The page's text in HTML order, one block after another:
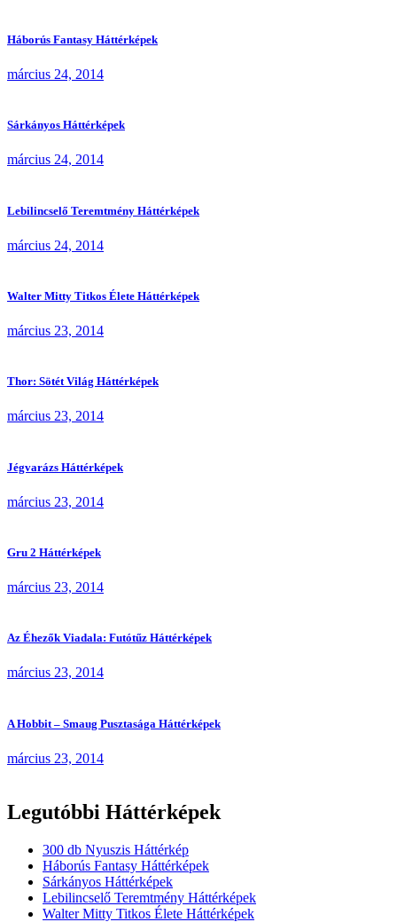
Háborús Fantasy Háttérképek
március 24, 2014
Sárkányos Háttérképek
március 24, 2014
Lebilincselő Teremtmény Háttérképek
március 24, 2014
Walter Mitty Titkos Élete Háttérképek
március 23, 2014
Thor: Sötét Világ Háttérképek
március 23, 2014
Jégvarázs Háttérképek
március 23, 2014
Gru 2 Háttérképek
március 23, 2014
Az Éhezők Viadala: Futótűz Háttérképek
március 23, 2014
A Hobbit – Smaug Pusztasága Háttérképek
március 23, 2014
Legutóbbi Háttérképek
300 db Nyuszis Háttérkép
Háborús Fantasy Háttérképek
Sárkányos Háttérképek
Lebilincselő Teremtmény Háttérképek
Walter Mitty Titkos Élete Háttérképek